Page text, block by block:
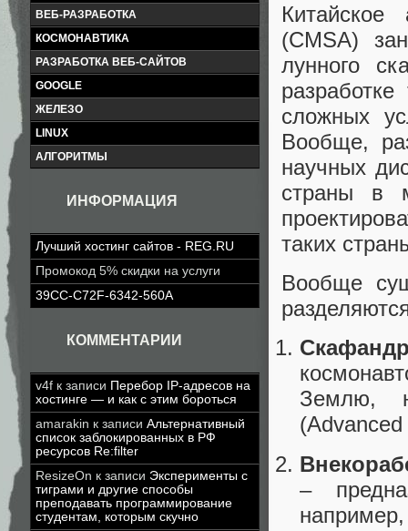
ВЕБ-РАЗРАБОТКА
КОСМОНАВТИКА
РАЗРАБОТКА ВЕБ-САЙТОВ
GOOGLE
ЖЕЛЕЗО
LINUX
АЛГОРИТМЫ
ИНФОРМАЦИЯ
Лучший хостинг сайтов - REG.RU
Промокод 5% скидки на услуги
39CC-C72F-6342-560A
КОММЕНТАРИИ
v4f к записи Перебор IP-адресов на
хостинге — и как с этим бороться
amarakin к записи Альтернативный
список заблокированных в РФ
ресурсов Re:filter
ResizeOn к записи Эксперименты с
тиграми и другие способы
преподавать программирование
студентам, которым скучно
Китайское
(CMSA)
лунного
сложных
Вообще,
научных
страны в
таких
Вообще
Землю,
–